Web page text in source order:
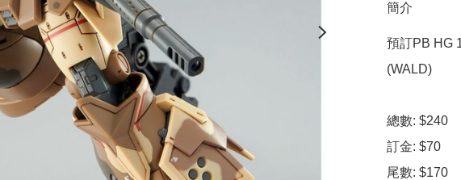
簡介
預訂PB HG
(WALD)
總數: $240
訂金: $70
尾數: $170